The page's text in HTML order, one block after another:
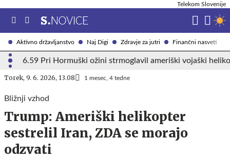
Aktivno državljanstvo Naj Digi Zdravje za jutri Finančni nasveti
6.59 Pri Hormuški ožini strmoglavil ameriški vojaški
Telekom Slovenije
Torek, 9. 6. 2026, 13.08 1 mesec, 4 tedne
Bližnji vzhod
Trump: Ameriški helikopter
sestrelil Iran, ZDA se morajo
odzvati